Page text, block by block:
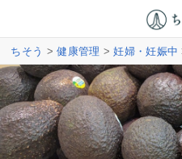
ちそう >健康管理 >妊婦・妊娠中